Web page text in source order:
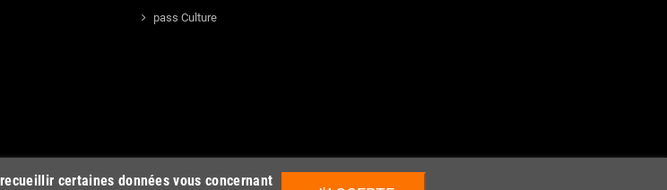
pass Culture
certaines données vous concernant